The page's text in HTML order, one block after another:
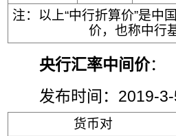
注：以上“中行折算价”是中
价，也称中行
央行汇率中间价：
发布时间：2019-3-5
货币对